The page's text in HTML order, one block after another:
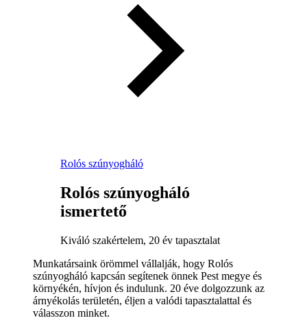
Rolós szúnyogháló
Rolós szúnyogháló
ismertető
Kiváló szakértelem, 20 év tapasztalat
Munkatársaink örömmel vállalják, hogy Rolós
szúnyogháló kapcsán segítenek önnek Pest megye és
környékén, hívjon és indulunk. 20 éve dolgozzunk az
árnyékolás területén, éljen a valódi tapasztalattal és
válasszon minket.